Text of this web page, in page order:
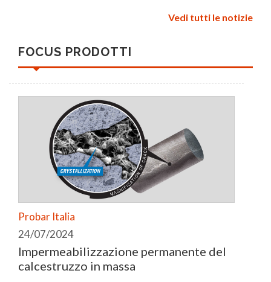
Vedi tutti le notizie
FOCUS PRODOTTI
Probar Italia
24/07/2024
Impermeabilizzazione permanente del
calcestruzzo in massa